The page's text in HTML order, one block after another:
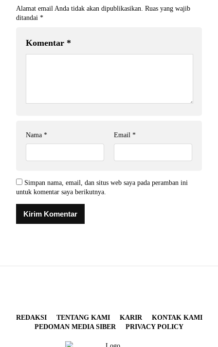
Alamat email Anda tidak akan dipublikasikan. Ruas yang wajib
ditandai *
Komentar *
Nama * Email *
Simpan nama, email, dan situs web saya pada peramban ini
untuk komentar saya berikutnya.
REDAKSI TENTANG KAMI KARIR
KONTAK KAMI
PEDOMAN MEDIA SIBER
PRIVACY POLICY